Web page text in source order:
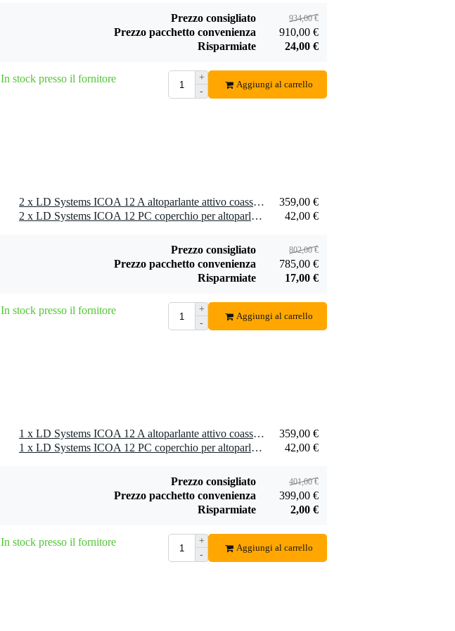
Aggiungi
Shure SM 58
Prezzo consigliato 934,00 €
Prezzo pacchetto convenienza
910,00 €
Risparmiate
24,00 €
In stock presso il fornitore
+
-
Aggiungi al carrello
2 x LD Systems ICOA 12 A altoparlante attivo coassiale a gamma intera
359,00 €
2 x LD Systems ICOA 12 PC coperchio per altoparlante
42,00 €
Prezzo consigliato 802,00 €
Prezzo pacchetto convenienza
785,00 €
Risparmiate
17,00 €
In stock presso il fornitore
+
-
Aggiungi al carrello
1 x LD Systems ICOA 12 A altoparlante attivo coassiale a gamma intera
359,00 €
1 x LD Systems ICOA 12 PC coperchio per altoparlante
42,00 €
Prezzo consigliato 401,00 €
Prezzo pacchetto convenienza
399,00 €
Risparmiate
2,00 €
In stock presso il fornitore
+
-
Aggiungi al carrello